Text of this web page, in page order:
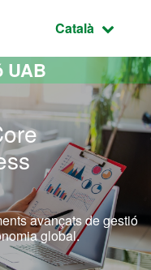
Idioma
Català
UAB
avançats de gestió
global.